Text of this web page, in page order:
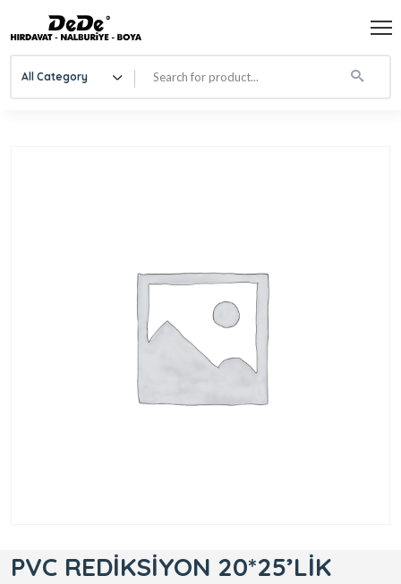
All Category
PVC REDİKSİYON 20*25’LİK